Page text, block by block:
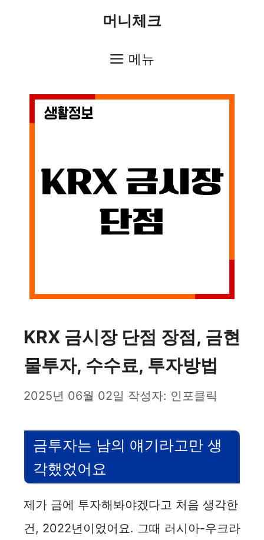
머니체크
메뉴
KRX 금시장 단점 장점, 금현
물투자, 수수료, 투자방법
2025년 06월 02일 작성자: 인포클릭
금투자는 남의 얘기라고만 생
각했었어요
제가 금에 투자해봐야겠다고 처음 생각한
건, 2022년이었어요. 그때 러시아-우크라